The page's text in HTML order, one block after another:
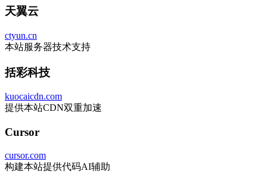
天翼云
ctyun.cn
本站服务器技术支持
括彩科技
kuocaicdn.com
提供本站CDN双重加速
Cursor
cursor.com
构建本站提供代码AI辅助